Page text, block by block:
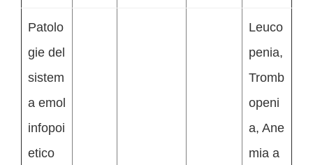
Patolo
gie del
sistem
a emol
infopoi
etico
Leuco
penia,
Tromb
openi
a, Ane
mia a